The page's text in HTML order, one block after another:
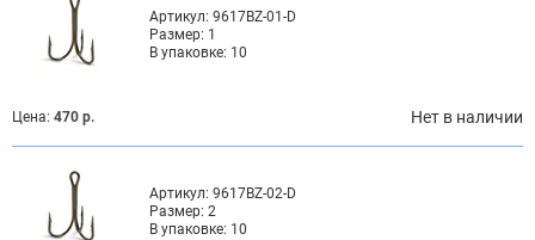
Артикул: 9617BZ-01-D
Размер: 1
В упаковке: 10
Цена: 470 р. Нет в наличии
Артикул: 9617BZ-02-D
Размер: 2
В упаковке: 10